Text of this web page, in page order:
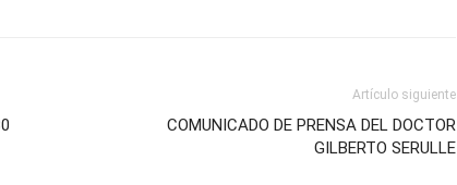
Artículo siguiente
COMUNICADO DE PRENSA DEL DOCTOR
GILBERTO SERULLE